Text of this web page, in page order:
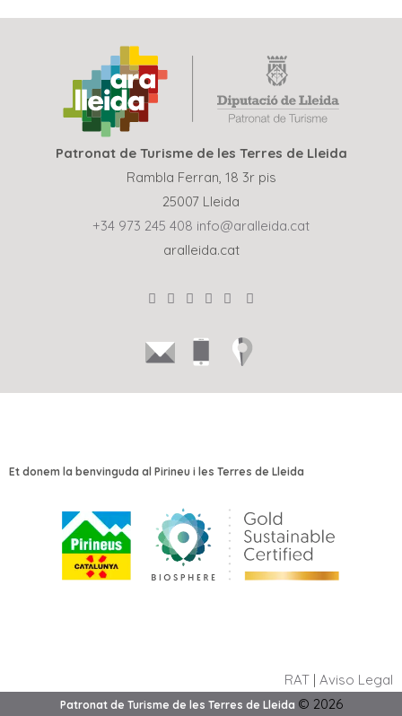
Patronat de Turisme de les Terres de Lleida
Rambla Ferran, 18 3r pis
25007 Lleida
+34 973 245 408 info@aralleida.cat
aralleida.cat
Et donem la benvinguda al Pirineu i les Terres de Lleida
RAT Aviso Legal
Patronat de Turisme de les Terres de Lleida © 2026